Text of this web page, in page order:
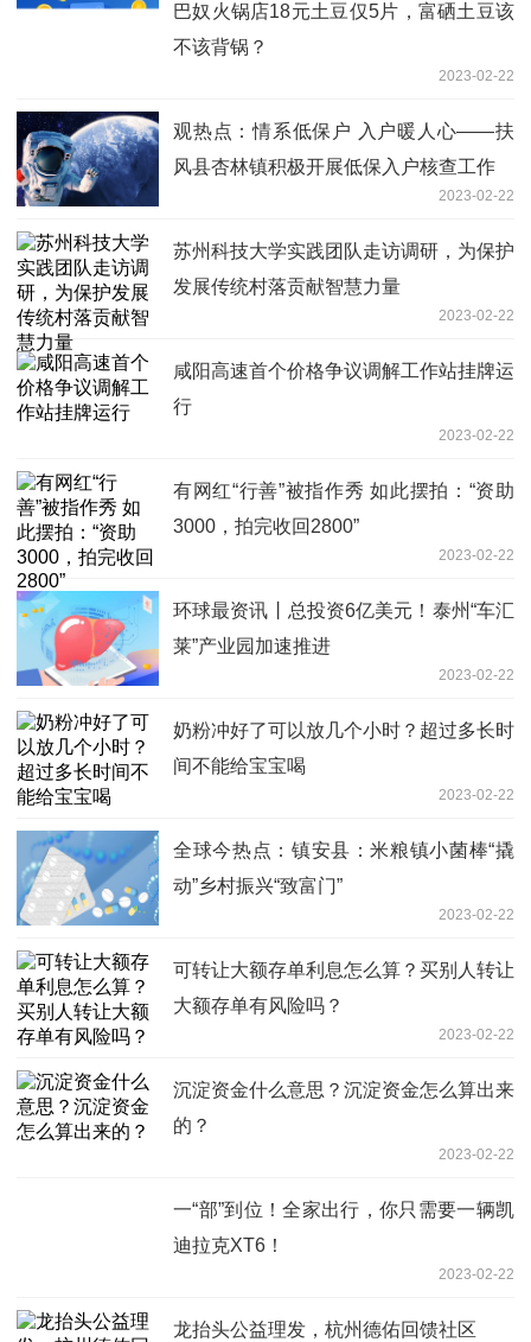
巴奴火锅店18元土豆仅5片，富硒土豆该
不该背锅？
2023-02-22
观热点：情系低保户 入户暖人心——扶
风县杏林镇积极开展低保入户核查工作
2023-02-22
苏州科技大学实践团队走访调研，为保护
发展传统村落贡献智慧力量
2023-02-22
咸阳高速首个价格争议调解工作站挂牌运
行
2023-02-22
有网红“行善”被指作秀 如此摆拍：“资助
3000，拍完收回2800”
2023-02-22
环球最资讯丨总投资6亿美元！泰州“车汇
莱”产业园加速推进
2023-02-22
奶粉冲好了可以放几个小时？超过多长时
间不能给宝宝喝
2023-02-22
全球今热点：镇安县：米粮镇小菌棒“撬
动”乡村振兴“致富门”
2023-02-22
可转让大额存单利息怎么算？买别人转让
大额存单有风险吗？
2023-02-22
沉淀资金什么意思？沉淀资金怎么算出来
的？
2023-02-22
一“部”到位！全家出行，你只需要一辆凯
迪拉克XT6！
2023-02-22
龙抬头公益理发，杭州德佑回馈社区